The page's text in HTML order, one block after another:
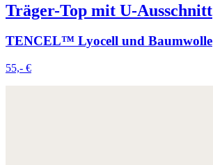
Träger-Top mit U-Ausschnitt
TENCEL™ Lyocell und Baumwolle
55,- €